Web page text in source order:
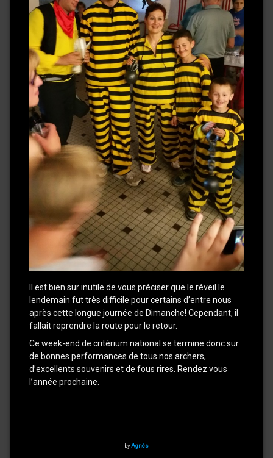
Il est bien sur inutile de vous préciser que le réveil le
lendemain fut très difficile pour certains d’entre nous
après cette longue journée de Dimanche! Cependant, il
fallait reprendre la route pour le retour.
Ce week-end de critérium national se termine donc sur
de bonnes performances de tous nos archers,
d’excellents souvenirs et de fous rires. Rendez vous
l’année prochaine.
byAgnès